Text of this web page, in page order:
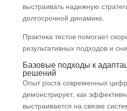
выстраивать надежную
долгосрочной динамике.
Практика тестов помогает
результативных подходов и
Базовые подходы к
решений
Опыт роста современных
демонстрирует, как
выстраивается на связке